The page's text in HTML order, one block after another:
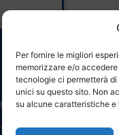
Per fornire le migliori
memorizzare e/o
tecnologie ci permetterà
unici su questo sito. Non
su alcune caratteristiche e
CONTATTI